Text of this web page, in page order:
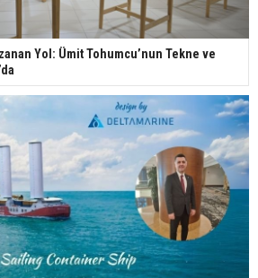
Yol: Ümit Tohumcu’nun Tekne ve